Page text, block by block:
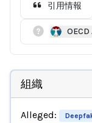
引用情報
組織
Alleged: